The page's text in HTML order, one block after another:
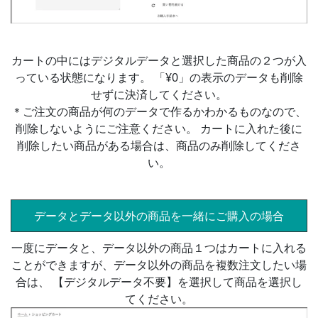
カートの中にはデジタルデータと選択した商品の２つが入
っている状態になります。 「¥0」の表示のデータも削除
せずに決済してください。
＊ご注文の商品が何のデータで作るかわかるものなので、
削除しないようにご注意ください。 カートに入れた後に
削除したい商品がある場合は、商品のみ削除してくださ
い。
データとデータ以外の商品を一緒にご購入の場合
一度にデータと、データ以外の商品１つはカートに入れる
ことができますが、データ以外の商品を複数注文したい場
合は、 【デジタルデータ不要】を選択して商品を選択し
てください。